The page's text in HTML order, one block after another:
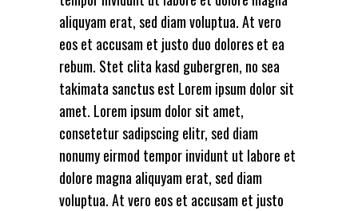
aliquyam erat, sed diam voluptua. At vero
eos et accusam et justo duo dolores et ea
rebum. Stet clita kasd gubergren, no sea
takimata sanctus est Lorem ipsum dolor sit
amet. Lorem ipsum dolor sit amet,
consetetur sadipscing elitr, sed diam
nonumy eirmod tempor invidunt ut labore et
dolore magna aliquyam erat, sed diam
voluptua. At vero eos et accusam et justo